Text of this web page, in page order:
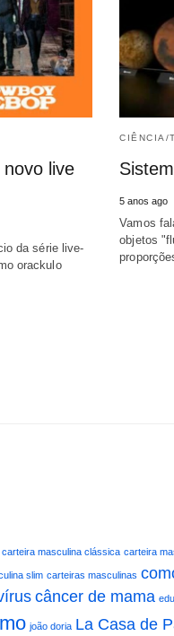
live
da série live-
orackulo
CIÊNCIA/
5 anos ago
Vamos
objetos
carteira masculina clássica carteira
slim carteiras masculinas
câncer de mama
joão doria La Casa de